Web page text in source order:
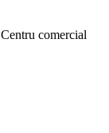
Сentru comercial